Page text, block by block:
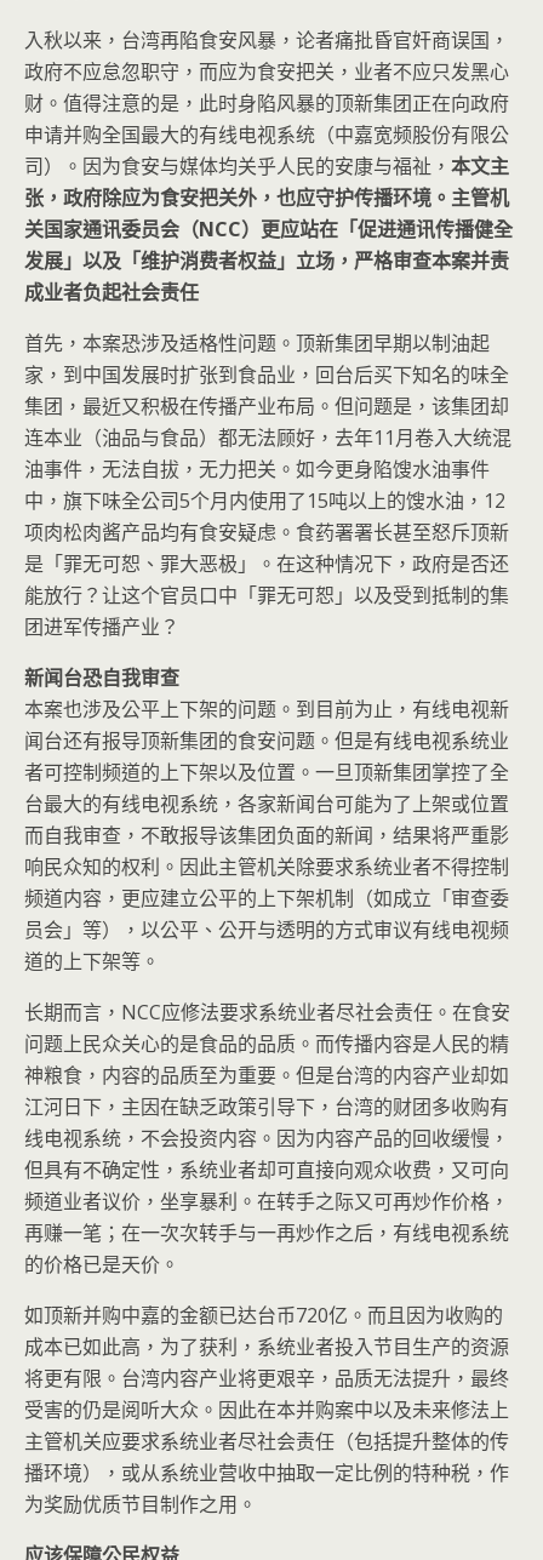
入秋以来，台湾再陷食安风暴，论者痛批昏官奸商误国，
政府不应怠忽职守，而应为食安把关，业者不应只发黑心
财。值得注意的是，此时身陷风暴的顶新集团正在向政府
申请并购全国最大的有线电视系统（中嘉宽频股份有限公
司）。因为食安与媒体均关乎人民的安康与福祉， 本文主
张，政府除应为食安把关外，也应守护传播环境。 主管机
关国家通讯委员会（NCC）更应站在「促进通讯传播健全
发展」以及「维护消费者权益」立场，严格审查本案并责
成业者负起社会责任
首先，本案恐涉及适格性问题。顶新集团早期以制油起
家，到中国发展时扩张到食品业，回台后买下知名的味全
集团，最近又积极在传播产业布局。但问题是，该集团却
连本业（油品与食品）都无法顾好，去年11月卷入大统混
油事件，无法自拔，无力把关。如今更身陷馊水油事件
中，旗下味全公司5个月内使用了15吨以上的馊水油，12
项肉松肉酱产品均有食安疑虑。食药署署长甚至怒斥顶新
是「罪无可恕、罪大恶极」。在这种情况下，政府是否还
能放行？让这个官员口中「罪无可恕」以及受到抵制的集
团进军传播产业？
新闻台恐自我审查
本案也涉及公平上下架的问题。到目前为止，有线电视新
闻台还有报导顶新集团的食安问题。但是有线电视系统业
者可控制频道的上下架以及位置。一旦顶新集团掌控了全
台最大的有线电视系统，各家新闻台可能为了上架或位置
而自我审查，不敢报导该集团负面的新闻，结果将严重影
响民众知的权利。因此主管机关除要求系统业者不得控制
频道内容，更应建立公平的上下架机制（如成立「审查委
员会」等），以公平、公开与透明的方式审议有线电视频
道的上下架等。
长期而言，NCC应修法要求系统业者尽社会责任。在食安
问题上民众关心的是食品的品质。而传播内容是人民的精
神粮食，内容的品质至为重要。但是台湾的内容产业却如
江河日下，主因在缺乏政策引导下，台湾的财团多收购有
线电视系统，不会投资内容。因为内容产品的回收缓慢，
但具有不确定性，系统业者却可直接向观众收费，又可向
频道业者议价，坐享暴利。在转手之际又可再炒作价格，
再赚一笔；在一次次转手与一再炒作之后，有线电视系统
的价格已是天价。
如顶新并购中嘉的金额已达台币720亿。而且因为收购的
成本已如此高，为了获利，系统业者投入节目生产的资源
将更有限。台湾内容产业将更艰辛，品质无法提升，最终
受害的仍是阅听大众。因此在本并购案中以及未来修法上
主管机关应要求系统业者尽社会责任（包括提升整体的传
播环境），或从系统业营收中抽取一定比例的特种税，作
为奖励优质节目制作之用。